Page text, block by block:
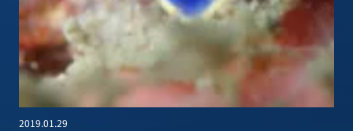
2019.01.29